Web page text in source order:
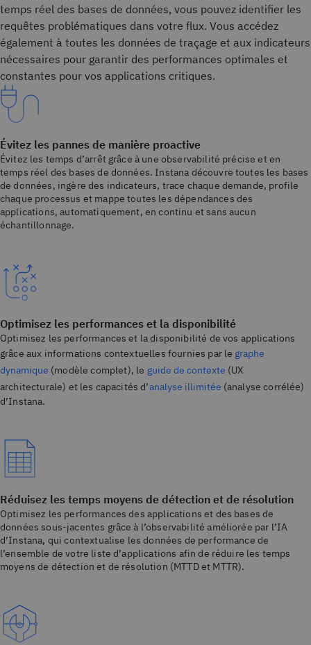
temps réel des bases de données, vous pouvez identifier les
requêtes problématiques dans votre flux. Vous accédez
également à toutes les données de traçage et aux indicateurs
nécessaires pour garantir des performances optimales et
constantes pour vos applications critiques.
Évitez les pannes de manière proactive
Évitez les temps d’arrêt grâce à une observabilité précise et en
temps réel des bases de données. Instana découvre toutes les bases
de données, ingère des indicateurs, trace chaque demande, profile
chaque processus et mappe toutes les dépendances des
applications, automatiquement, en continu et sans aucun
échantillonnage.
Optimisez les performances et la disponibilité
Optimisez les performances et la disponibilité de vos applications
grâce aux informations contextuelles fournies par le graphe
dynamique (modèle complet), le guide de contexte (UX
architecturale) et les capacités d’analyse illimitée (analyse corrélée)
d’Instana.
Réduisez les temps moyens de détection et de résolution
Optimisez les performances des applications et des bases de
données sous-jacentes grâce à l’observabilité améliorée par l’IA
d’Instana, qui contextualise les données de performance de
l’ensemble de votre liste d’applications afin de réduire les temps
moyens de détection et de résolution (MTTD et MTTR).